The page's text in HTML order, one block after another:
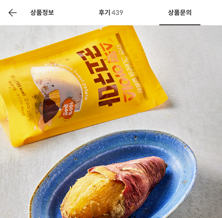
상품정보 후기 439 상품문의
공인 농축산물할인 찬들마루 주문/배송 고객센터